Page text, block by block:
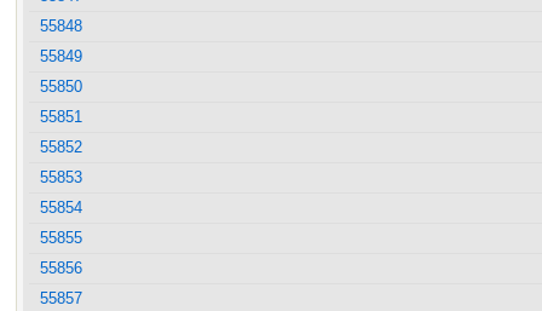
55848
55849
55850
55851
55852
55853
55854
55855
55856
55857